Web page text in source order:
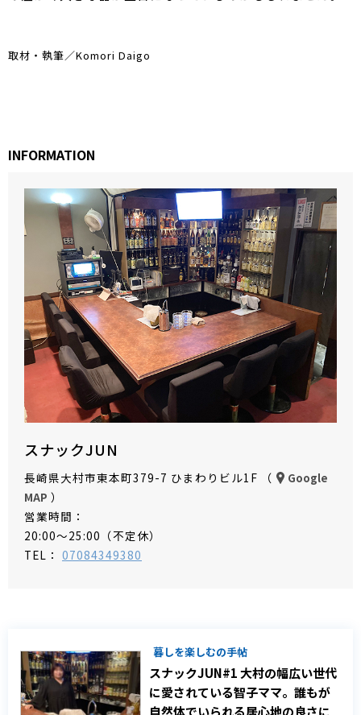
取材・執筆／Komori Daigo
INFORMATION
スナックJUN
長崎県大村市東本町379-7 ひまわりビル1F （
Google
MAP ）
営業時間：
20:00～25:00（不定休）
TEL： 07084349380
暮しを楽しむの手帖
スナックJUN#1 大村の幅広い世代
に愛されている智子ママ。誰もが
自然体でいられる居心地の良さに